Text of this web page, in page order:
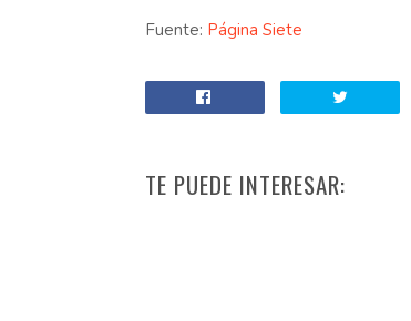
Fuente: Página Siete
TE PUEDE INTERESAR: